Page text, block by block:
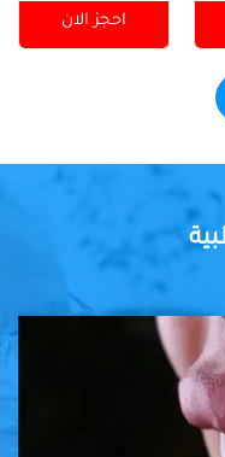
احجز الان